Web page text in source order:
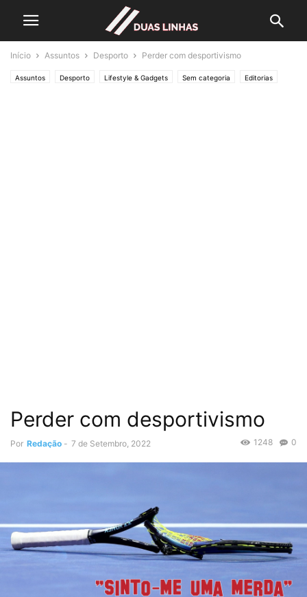
Início Assuntos Desporto Perder com desportivismo
Assuntos Desporto Lifestyle & Gadgets Sem categoria Editorias
Perder com desportivismo
Por Redação - 7 de Setembro, 2022 0
1248